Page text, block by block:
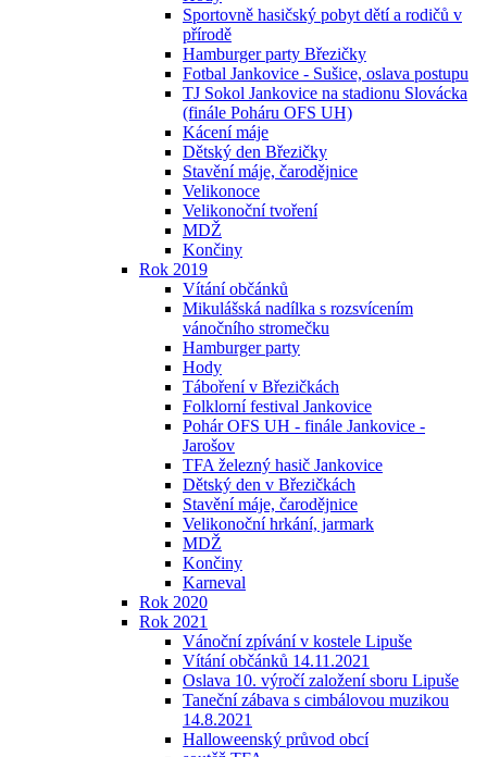
Sportovně hasičský pobyt dětí a rodičů v
přírodě
Hamburger party Březičky
Fotbal Jankovice - Sušice, oslava postupu
TJ Sokol Jankovice na stadionu Slovácka
(finále Poháru OFS UH)
Kácení máje
Dětský den Březičky
Stavění máje, čarodějnice
Velikonoce
Velikonoční tvoření
MDŽ
Končiny
Rok 2019
Vítání občánků
Mikulášská nadílka s rozsvícením
vánočního stromečku
Hamburger party
Hody
Táboření v Březičkách
Folklorní festival Jankovice
Pohár OFS UH - finále Jankovice -
Jarošov
TFA železný hasič Jankovice
Dětský den v Březičkách
Stavění máje, čarodějnice
Velikonoční hrkání, jarmark
MDŽ
Končiny
Karneval
Rok 2020
Rok 2021
Vánoční zpívání v kostele Lipuše
Vítání občánků 14.11.2021
Oslava 10. výročí založení sboru Lipuše
Taneční zábava s cimbálovou muzikou
14.8.2021
Halloweenský průvod obcí